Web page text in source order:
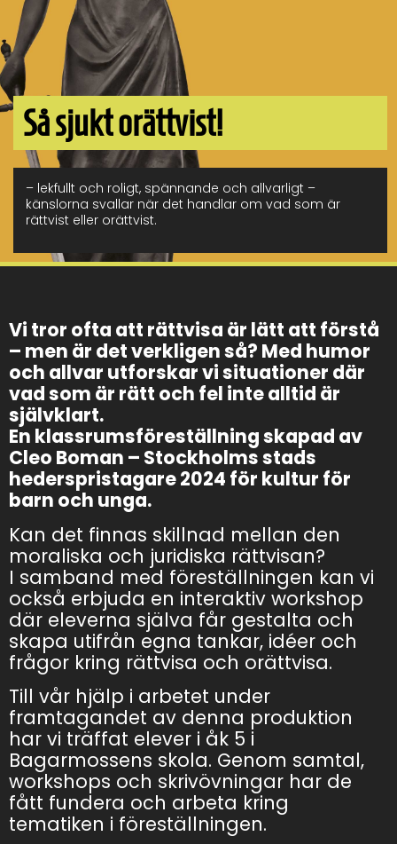
Så sjukt orättvist!
– lekfullt och roligt, spännande och allvarligt –
känslorna svallar när det handlar om vad som är
rättvist eller orättvist.
Vi tror ofta att rättvisa är lätt att förstå
– men är det verkligen så? Med humor
och allvar utforskar vi situationer där
vad som är rätt och fel inte alltid är
självklart.
En klassrumsföreställning skapad av
Cleo Boman – Stockholms stads
hederspristagare 2024 för kultur för
barn och unga.
Kan det finnas skillnad mellan den
moraliska och juridiska rättvisan?
I samband med föreställningen kan vi
också erbjuda en interaktiv workshop
där eleverna själva får gestalta och
skapa utifrån egna tankar, idéer och
frågor kring rättvisa och orättvisa.
Till vår hjälp i arbetet under
framtagandet av denna produktion
har vi träffat elever i åk 5 i
Bagarmossens skola. Genom samtal,
workshops och skrivövningar har de
fått fundera och arbeta kring
tematiken i föreställningen.